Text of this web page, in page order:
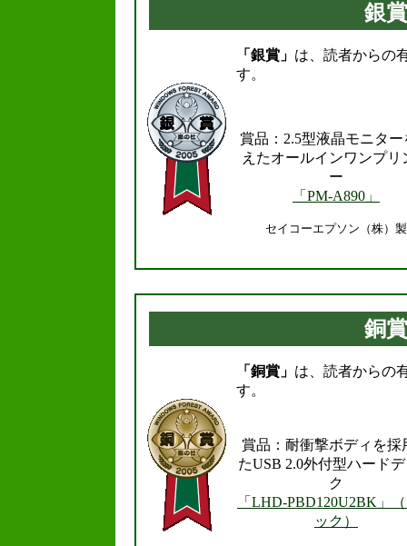
銀賞
「銀賞」 は、読者からの
す。
賞品：2.5型液晶モニター
えたオールインワンプリ
ー
「PM-A890」
セイコーエプソン（株）製
銅賞
「銅賞」 は、読者からの
す。
賞品：耐衝撃ボディを採
たUSB 2.0外付型ハード
ク
「LHD-PBD120U2BK」
ック）